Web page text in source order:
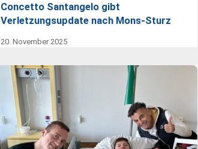
Concetto Santangelo gibt
Verletzungsupdate nach Mons-Sturz
20. November 2025